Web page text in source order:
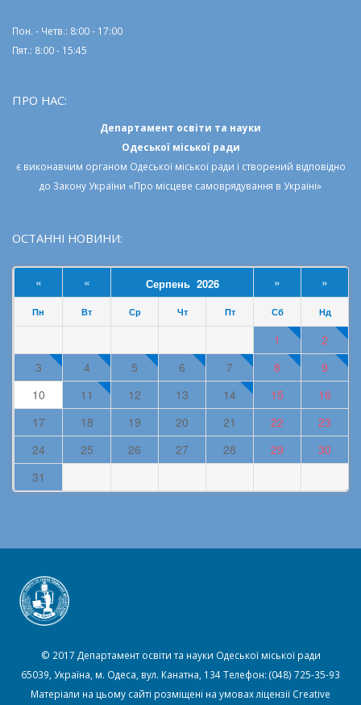
Пон. - Четв.: 8:00 - 17:00
Пят.: 8:00 - 15:45
ПРО НАС:
Департамент освіти та науки
Одеської міської ради
є виконавчим органом Одеської міської ради і створений відповідно
до Закону України «Про місцеве самоврядування в Україні»
ОСТАННІ НОВИНИ:
« « Серпень 2026 » »
Пн Вт Ср Чт Пт Сб Нд
1
2
3
4 5 6 7 8
9
10
11 12 13 14 15
16
17
18 19 20 21 22
23
24
25 26 27 28 29
30
31
© 2017 Департамент освіти та науки Одеської міської ради
65039, Україна, м. Одеса, вул. Канатна, 134 Телефон: (048) 725-35-93
Матеріали на цьому сайті розміщені на умовах ліцензії Creative